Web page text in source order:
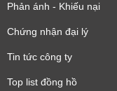
Phản ánh - Khiếu nại
Chứng nhận đại lý
Tin tức công ty
Top list đồng hồ